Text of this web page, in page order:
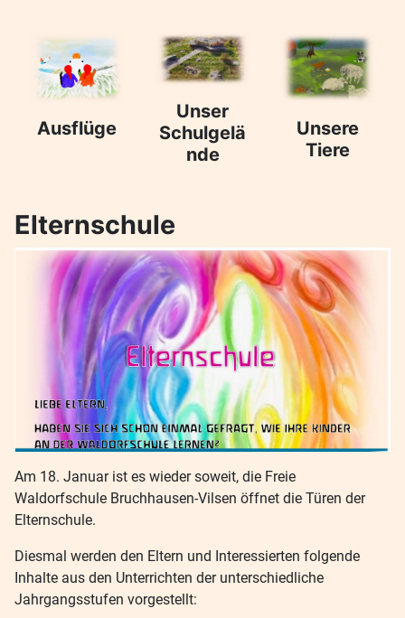
Ausflüge
Unser
Schulgelä
nde
Unsere
Tiere
Elternschule
Am 18. Januar ist es wieder soweit, die Freie
Waldorfschule Bruchhausen-Vilsen öffnet die Türen der
Elternschule.
Diesmal werden den Eltern und Interessierten folgende
Inhalte aus den Unterrichten der unterschiedliche
Jahrgangsstufen vorgestellt: